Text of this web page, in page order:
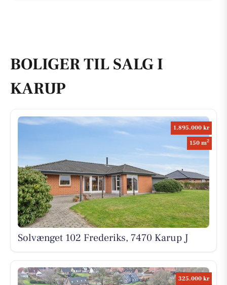
BOLIGER TIL SALG I
KARUP
1.895.000 kr
150 m2
Solvænget 102 Frederiks, 7470 Karup J
325.000 kr